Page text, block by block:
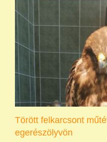
Törött felkarcsont
egerészölyvön